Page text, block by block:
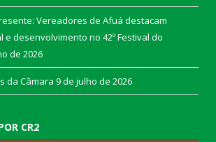
Vereadores de Afuá destacam
desenvolvimento no 42º Festival do
de 2026
da Câmara 9 de julho de 2026
CR2